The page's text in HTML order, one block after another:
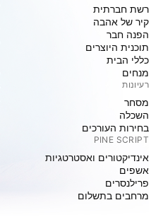
רשת חברתית
קיר של אהבה
הפנה חבר
תוכנית היוצרים
כללי הבית
מנחים
רעיונות
מסחר
השכלה
בחירות העורכים
PINE SCRIPT
אינדיקטורים ואסטרטגיות
אשפים
פרילנסרים
מרחבים בתשלום